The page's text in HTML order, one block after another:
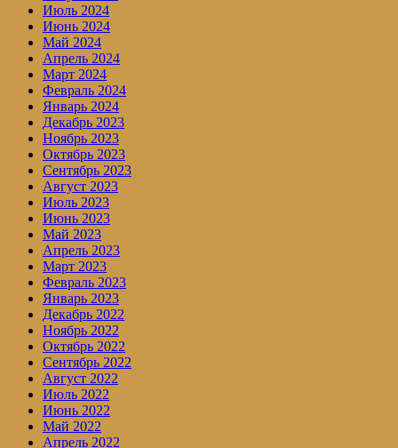
Июль 2024
Июнь 2024
Май 2024
Апрель 2024
Март 2024
Февраль 2024
Январь 2024
Декабрь 2023
Ноябрь 2023
Октябрь 2023
Сентябрь 2023
Август 2023
Июль 2023
Июнь 2023
Май 2023
Апрель 2023
Март 2023
Февраль 2023
Январь 2023
Декабрь 2022
Ноябрь 2022
Октябрь 2022
Сентябрь 2022
Август 2022
Июль 2022
Июнь 2022
Май 2022
Апрель 2022